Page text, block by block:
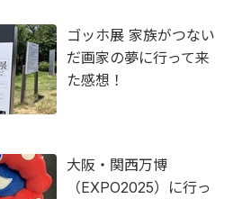
ゴッホ展 家族がつない
だ画家の夢に行って来
た感想！
大阪・関西万博
（EXPO2025）に行っ